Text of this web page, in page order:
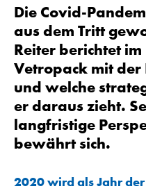
Die Covid-
aus dem Tritt
Reiter berichtet
Vetropack mit der
und welche
er daraus zieht.
langfristige
bewährt sich.
2020 wird als Jahr